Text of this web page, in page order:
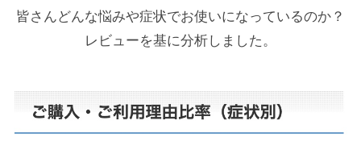
皆さんどんな悩みや症状でお使いになっているのか？
レビューを基に分析しました。